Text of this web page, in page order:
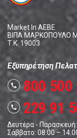
Market In ΑΕΒΕ
ΒΙΠΑ ΜΑΡΚΟΠΟΥΛΟ
Τ.Κ. 19003
Εξυπηρέτηση
call 800 500
call 229 91
Δευτέρα -
Σάββατο: 08:00 –